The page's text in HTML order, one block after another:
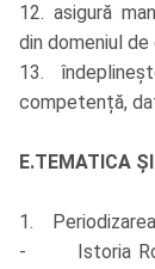
12. asigură
din domeniul
13.
competență,
E.TEMATICA
1. Periodizarea
- Istoria